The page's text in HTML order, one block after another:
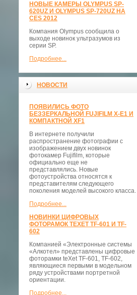
НОВЫЕ КАМЕРЫ OLYMPUS SP-
620UZ И OLYMPUS SP-720UZ НА
CES 2012
Компания Olympus сообщила о
выходе новинок ультразумов из
серии SP.
Подробнее...
НОВОСТИ
ПОЯВИЛИСЬ ФОТО
БЕЗЗЕРКАЛЬНОЙ FUJIFILM X-E1 И
КОМПАКТНОЙ XF1
В интернете получили
распространение фотографии с
изображением двух новинок
фотокамер Fujifilm, которые
официально еще не
представлялись. Новые
фотоустройства относятся к
представителям следующего
поколения моделей высокого класса.
Подробнее...
НОВИНКИ ЦИФРОВЫХ
ФОТОРАМОК TEXET TF-601 И TF-
602
Компанией «Электронные системы
«Алкотел» представлены цифровые
фоторамки teXet TF-601, TF-602,
являющиеся первыми в модельном
ряду устройствами портретной
ориентации.
Подробнее...